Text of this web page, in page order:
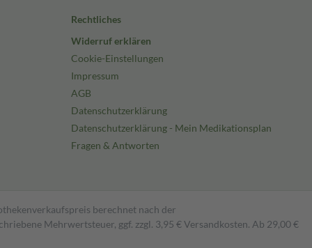
Rechtliches
Widerruf erklären
Cookie-Einstellungen
Impressum
AGB
Datenschutzerklärung
Datenschutzerklärung - Mein Medikationsplan
Fragen & Antworten
berechnet nach der
Mehrwertsteuer, ggf. zzgl. 3,95 € Versandkosten. Ab 29,00 €